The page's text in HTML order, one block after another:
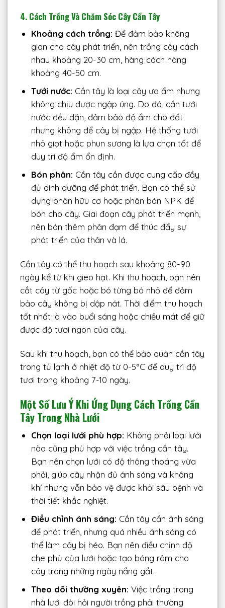
4. Cách Trồng Và Chăm Sóc Cây Cần Tây
Khoảng cách trồng: Để đảm bảo không
gian cho cây phát triển, nên trồng cây cách
nhau khoảng 20-30 cm, hàng cách hàng
khoảng 40-50 cm.
Tưới nước: Cần tây là loại cây ưa ẩm nhưng
không chịu được ngập úng. Do đó, cần tưới
nước đều đặn, đảm bảo độ ẩm cho đất
nhưng không để cây bị ngập. Hệ thống tưới
nhỏ giọt hoặc phun sương là lựa chọn tốt để
duy trì độ ẩm ổn định.
Bón phân: Cần tây cần được cung cấp đầy
đủ dinh dưỡng để phát triển. Bạn có thể sử
dụng phân hữu cơ hoặc phân bón NPK để
bón cho cây. Giai đoạn cây phát triển mạnh,
nên bón thêm phân đạm để thúc đẩy sự
phát triển của thân và lá.
Cần tây có thể thu hoạch sau khoảng 80-90
ngày kể từ khi gieo hạt. Khi thu hoạch, bạn nên
cắt cây từ gốc hoặc bó từng bó nhỏ để đảm
bảo cây không bị dập nát. Thời điểm thu hoạch
tốt nhất là vào buổi sáng hoặc chiều mát để giữ
được độ tươi ngon của cây.
Sau khi thu hoạch, bạn có thể bảo quản cần tây
trong tủ lạnh ở nhiệt độ từ 0-5°C để duy trì độ
tươi trong khoảng 7-10 ngày.
Một Số Lưu Ý Khi Ứng Dụng Cách Trồng Cần
Tây Trong Nhà Lưới
Chọn loại lưới phù hợp: Không phải loại lưới
nào cũng phù hợp với việc trồng cần tây.
Bạn nên chọn lưới có độ thông thoáng vừa
phải, giúp cây nhận đủ ánh sáng và không
khí nhưng vẫn bảo vệ được khỏi sâu bệnh và
thời tiết khắc nghiệt.
Điều chỉnh ánh sáng: Cần tây cần ánh sáng
để phát triển, nhưng quá nhiều ánh sáng có
thể làm cây bị héo. Bạn nên điều chỉnh độ
che phủ của lưới hoặc tạo bóng râm cho
cây trong những ngày nắng gắt.
Theo dõi thường xuyên: Việc trồng trong
nhà lưới đòi hỏi người trồng phải thường